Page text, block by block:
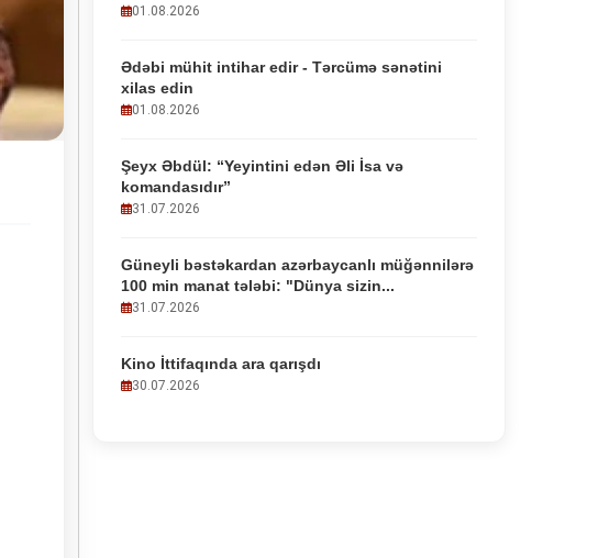
01.08.2026
Ədəbi mühit intihar edir - Tərcümə sənətini
xilas edin
01.08.2026
Şeyx Əbdül: “Yeyintini edən Əli İsa və
komandasıdır”
31.07.2026
Güneyli bəstəkardan azərbaycanlı müğənnilərə
100 min manat tələbi: "Dünya sizin...
31.07.2026
Kino İttifaqında ara qarışdı
30.07.2026